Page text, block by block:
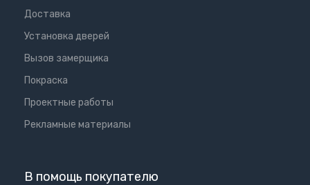
Доставка
Установка дверей
Вызов замерщика
Покраска
Проектные работы
Рекламные материалы
В помощь покупателю